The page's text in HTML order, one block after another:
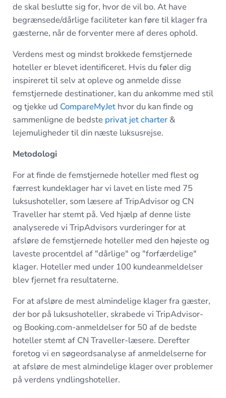
de skal beslutte sig for, hvor de vil bo. At have
begrænsede/dårlige faciliteter kan føre til klager fra
gæsterne, når de forventer mere af deres ophold.
Verdens mest og mindst brokkede femstjernede
hoteller er blevet identificeret. Hvis du føler dig
inspireret til selv at opleve og anmelde disse
femstjernede destinationer, kan du ankomme med stil
og tjekke ud CompareMyJethvor du kan finde og
sammenligne de bedste privat jet charter&
lejemuligheder til din næste luksusrejse.
Metodologi
For at finde de femstjernede hoteller med flest og
færrest kundeklager har vi lavet en liste med 75
luksushoteller, som læsere af TripAdvisor og CN
Traveller har stemt på. Ved hjælp af denne liste
analyserede vi TripAdvisors vurderinger for at
afsløre de femstjernede hoteller med den højeste og
laveste procentdel af "dårlige" og "forfærdelige"
klager. Hoteller med under 100 kundeanmeldelser
blev fjernet fra resultaterne.
For at afsløre de mest almindelige klager fra gæster,
der bor på luksushoteller, skrabede vi TripAdvisor-
og Booking.com-anmeldelser for 50 af de bedste
hoteller stemt af CN Traveller-læsere. Derefter
foretog vi en søgeordsanalyse af anmeldelserne for
at afsløre de mest almindelige klager over problemer
på verdens yndlingshoteller.